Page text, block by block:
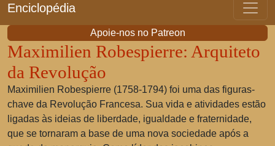
Enciclopédia
Apoie-nos no Patreon
Maximilien Robespierre: Arquiteto
da Revolução
Maximilien Robespierre (1758-1794) foi uma das figuras-
chave da Revolução Francesa. Sua vida e atividades estão
ligadas às ideias de liberdade, igualdade e fraternidade,
que se tornaram a base de uma nova sociedade após a